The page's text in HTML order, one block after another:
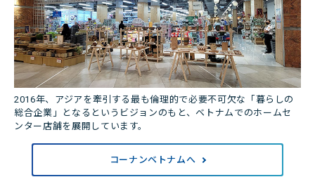
2016年、アジアを牽引する最も倫理的で必要不可欠な「暮らしの
総合企業」となるというビジョンのもと、ベトナムでのホームセ
ンター店舗を展開しています。
コーナンベトナムへ